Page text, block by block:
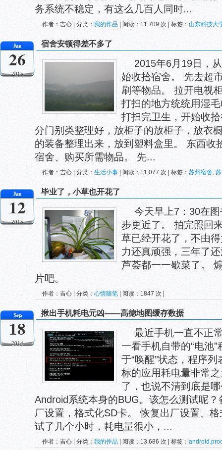
务系统不稳定，有这么几百人同时...
作者：吉心 | 分类： 我的作品 | 阅读：11,709 次 | 标签： 山东科技大
Jun
26
2015
宿舍安顿得差不多了
2015年6月19日，
始收拾宿舍。 先去超
刷等物品。 拉开电视
打扫的地方统统用湿
打扫完卫生，开始收
分门别类整理好，放柜子的放柜子，放衣
的装备整理出来，放到塑料盒里。 东西收
宿舍、购买所需物品。 先...
作者：吉心 | 分类： 生活小事 | 阅读：11,077 次 | 标签： 苏州宿舍,
Jun
12
2015
毕业了，小草也开花了
今天早上7：30在
步更近了。 拍完照回
草已经开花了，不由
力还真顽强，三年了
芦荟都一一歇菜了。
片吧。
作者：吉心 | 分类：心情随笔 | 阅读：1847 次 |
Sep
18
2014
揪出手机耗电元凶——高德地图缓存数据
最近手机一直不正
一看手机自带的“电池
于“唤醒”状态，程序列
标的应用耗电量非常
了，也说不清到底是
Android系统本身的BUG。该怎么测试呢
厂设置，格式化SD卡。 恢复出厂设置、
试了几个小时，耗电量很小，...
作者：吉心 | 分类： 我的作品 | 阅读：13,686 次 | 标签：